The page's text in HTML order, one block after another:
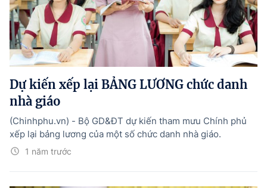
Dự kiến xếp lại BẢNG LƯƠNG chức danh
nhà giáo
1 năm trước
(Chinhphu.vn) - Bộ GD&ĐT dự kiến tham mưu Chính phủ
xếp lại bảng lương của một số chức danh nhà giáo.